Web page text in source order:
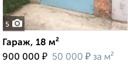
5
Гараж, 18 м²
900 000 ₽ 50 000 ₽ за м²